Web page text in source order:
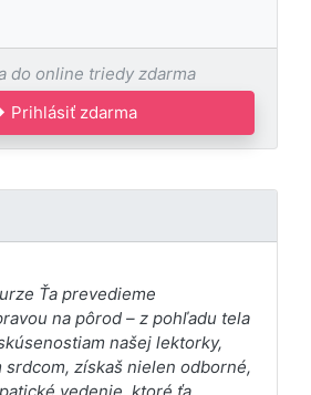
do online triedy zdarma
Prihlásiť zdarma
Ťa prevedieme
na pôrod – z pohľadu tela
našej lektorky,
získaš nielen odborné,
vedenie, ktoré ťa